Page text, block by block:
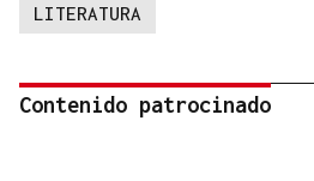
LITERATURA
Contenido patrocinado